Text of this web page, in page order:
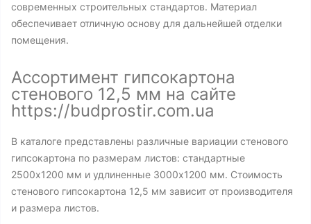
современных строительных стандартов. Материал
обеспечивает отличную основу для дальнейшей отделки
помещения.
Ассортимент гипсокартона
стенового 12,5 мм на сайте
https://budprostir.com.ua
В каталоге представлены различные вариации стенового
гипсокартона по размерам листов: стандартные
2500х1200 мм и удлиненные 3000х1200 мм. Стоимость
стенового гипсокартона 12,5 мм зависит от производителя
и размера листов.